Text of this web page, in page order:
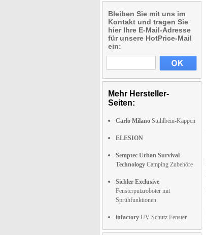
Bleiben Sie mit uns im
Kontakt und tragen Sie
hier Ihre E-Mail-Adresse
für unsere HotPrice-Mail
ein:
Mehr Hersteller-
Seiten:
Carlo Milano Stuhlbein-Kappen
ELESION
Semptec Urban Survival
Technology Camping Zubehöre
Sichler Exclusive
Fensterputzroboter mit
Sprühfunktionen
infactory UV-Schutz Fenster